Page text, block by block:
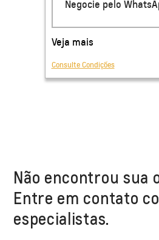
Não encontrou sua
Entre em contato
especialistas.